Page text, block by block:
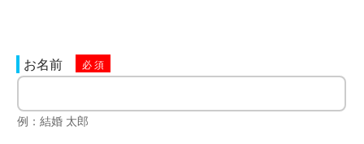
お名前
例：結婚 太郎